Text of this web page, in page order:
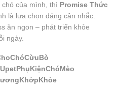
chó của mình, thì Promise Thức
là lựa chọn đáng cân nhắc.
ăn ngon – phát triển khỏe
ngày.